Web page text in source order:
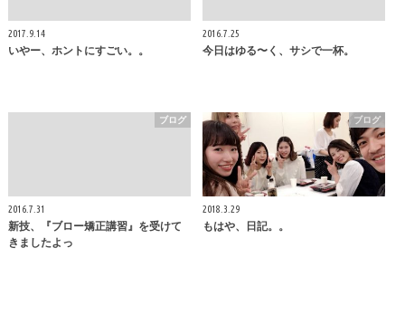
2017.9.14
いやー、ホントにすごい。。
2016.7.25
今日はゆる〜く、サシで一杯。
ブログ
2016.7.31
新技、『ブロー矯正講習』を受けて
きましたよっ
ブログ
2018.3.29
もはや、日記。。